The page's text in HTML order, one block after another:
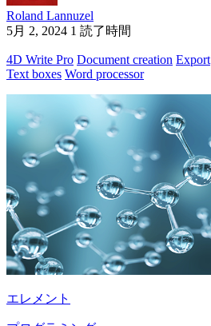
Roland Lannuzel
5月 2, 2024 1 読了時間
4D Write Pro Document creation Export
Text boxes Word processor
エレメント